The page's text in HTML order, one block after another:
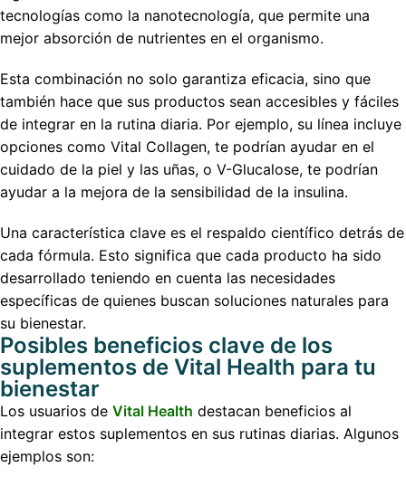
tecnologías como la nanotecnología, que permite una
mejor absorción de nutrientes en el organismo.
Esta combinación no solo garantiza eficacia, sino que
también hace que sus productos sean accesibles y fáciles
de integrar en la rutina diaria. Por ejemplo, su línea incluye
opciones como Vital Collagen, te podrían ayudar en el
cuidado de la piel y las uñas, o V-Glucalose, te podrían
ayudar a la mejora de la sensibilidad de la insulina.
Una característica clave es el respaldo científico detrás de
cada fórmula. Esto significa que cada producto ha sido
desarrollado teniendo en cuenta las necesidades
específicas de quienes buscan soluciones naturales para
su bienestar.
Posibles beneficios clave de los
suplementos de Vital Health para tu
bienestar
Los usuarios de Vital Health destacan beneficios al
integrar estos suplementos en sus rutinas diarias. Algunos
ejemplos son: